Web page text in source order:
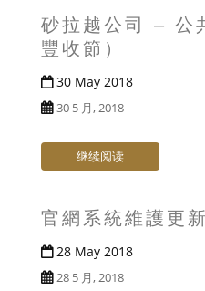
砂拉越公司 – 公
豐收節）
30 May 2018
30 5 月, 2018
继续阅读
官網系統維護更
28 May 2018
28 5 月, 2018